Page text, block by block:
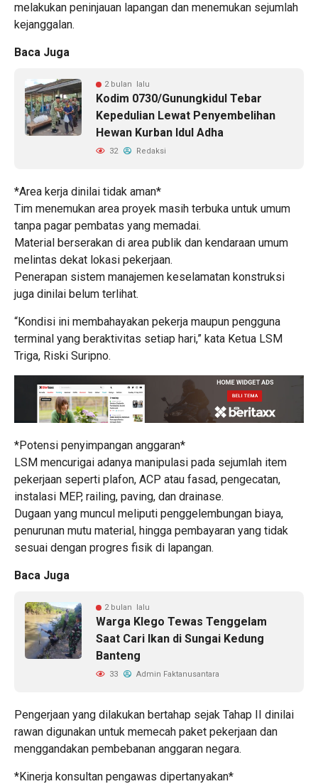
melakukan peninjauan lapangan dan menemukan sejumlah
kejanggalan.
Baca Juga
2 bulan lalu
Kodim 0730/Gunungkidul Tebar
Kepedulian Lewat Penyembelihan
Hewan Kurban Idul Adha
32 Redaksi
*Area kerja dinilai tidak aman*
Tim menemukan area proyek masih terbuka untuk umum
tanpa pagar pembatas yang memadai.
Material berserakan di area publik dan kendaraan umum
melintas dekat lokasi pekerjaan.
Penerapan sistem manajemen keselamatan konstruksi
juga dinilai belum terlihat.
“Kondisi ini membahayakan pekerja maupun pengguna
terminal yang beraktivitas setiap hari,” kata Ketua LSM
Triga, Riski Suripno.
*Potensi penyimpangan anggaran*
LSM mencurigai adanya manipulasi pada sejumlah item
pekerjaan seperti plafon, ACP atau fasad, pengecatan,
instalasi MEP, railing, paving, dan drainase.
Dugaan yang muncul meliputi penggelembungan biaya,
penurunan mutu material, hingga pembayaran yang tidak
sesuai dengan progres fisik di lapangan.
Baca Juga
2 bulan lalu
Warga Klego Tewas Tenggelam
Saat Cari Ikan di Sungai Kedung
Banteng
33 Admin Faktanusantara
Pengerjaan yang dilakukan bertahap sejak Tahap II dinilai
rawan digunakan untuk memecah paket pekerjaan dan
menggandakan pembebanan anggaran negara.
*Kinerja konsultan pengawas dipertanyakan*